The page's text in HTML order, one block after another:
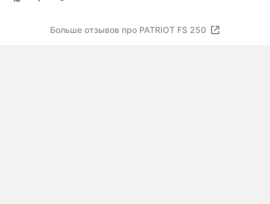
Больше отзывов про PATRIOT FS 250